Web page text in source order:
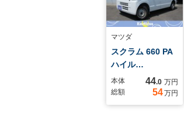
マツダ
スクラム 660 PA
ハイル…
本体 44.0 万円
総額
54万円